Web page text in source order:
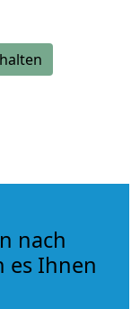
nach
es Ihnen